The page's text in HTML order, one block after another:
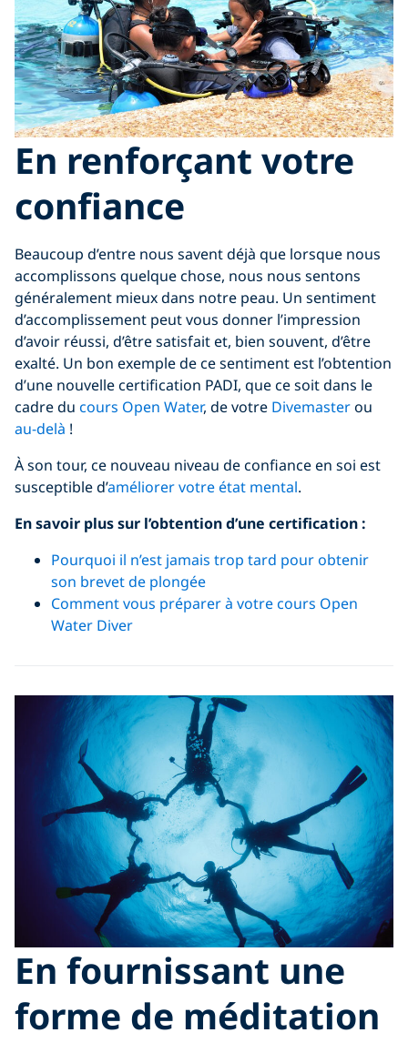
En renforçant votre
confiance
Beaucoup d’entre nous savent déjà que lorsque nous
accomplissons quelque chose, nous nous sentons
généralement mieux dans notre peau. Un sentiment
d’accomplissement peut vous donner l’impression
d’avoir réussi, d’être satisfait et, bien souvent, d’être
exalté. Un bon exemple de ce sentiment est l’obtention
d’une nouvelle certification PADI, que ce soit dans le
cadre du cours Open Water, de votre Divemasterou
au-delà !
À son tour, ce nouveau niveau de confiance en soi est
susceptible d’améliorer votre état mental.
En savoir plus sur l’obtention d’une certification :
Pourquoi il n’est jamais trop tard pour obtenir
son brevet de plongée
Comment vous préparer à votre cours Open
Water Diver
En fournissant une
forme de méditation